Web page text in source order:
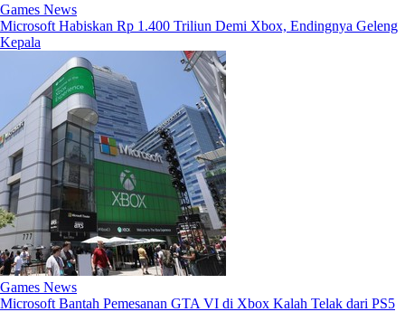
Games News
Microsoft Habiskan Rp 1.400 Triliun Demi Xbox, Endingnya Geleng
Kepala
Games News
Microsoft Bantah Pemesanan GTA VI di Xbox Kalah Telak dari PS5